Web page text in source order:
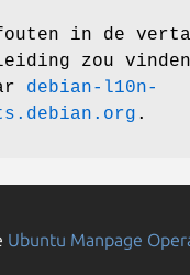
in de
zou
debian-l10n-
.
Ubuntu Manpage